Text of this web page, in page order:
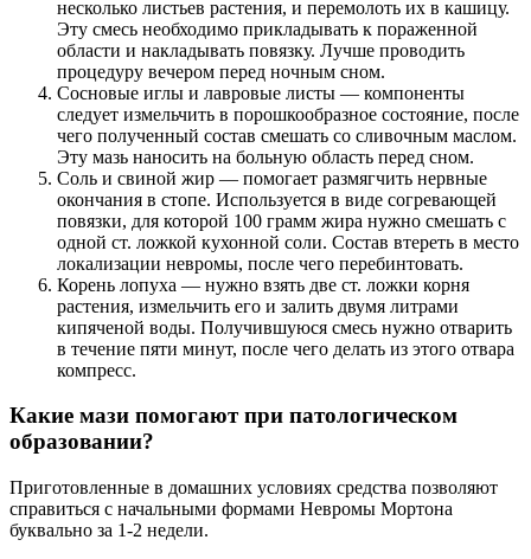
несколько листьев растения, и перемолоть их в кашицу.
Эту смесь необходимо прикладывать к пораженной
области и накладывать повязку. Лучше проводить
процедуру вечером перед ночным сном.
Сосновые иглы и лавровые листы — компоненты
следует измельчить в порошкообразное состояние, после
чего полученный состав смешать со сливочным маслом.
Эту мазь наносить на больную область перед сном.
Соль и свиной жир — помогает размягчить нервные
окончания в стопе. Используется в виде согревающей
повязки, для которой 100 грамм жира нужно смешать с
одной ст. ложкой кухонной соли. Состав втереть в место
локализации невромы, после чего перебинтовать.
Корень лопуха — нужно взять две ст. ложки корня
растения, измельчить его и залить двумя литрами
кипяченой воды. Получившуюся смесь нужно отварить
в течение пяти минут, после чего делать из этого отвара
компресс.
Какие мази помогают при патологическом
образовании?
Приготовленные в домашних условиях средства позволяют
справиться с начальными формами Невромы Мортона
буквально за 1-2 недели.